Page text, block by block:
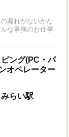
漏れがないかな
な事務のお仕事
ング(PC・パ
オペレーター
らい駅